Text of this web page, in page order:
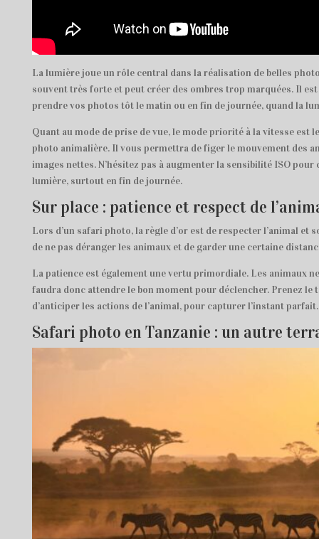
La lumière joue un rôle central dans la réalisation de belles
souvent très forte et peut créer des ombres trop marquées. Il
prendre vos photos tôt le matin ou en fin de journée, quand la
Quant au mode de prise de vue, le mode priorité à la vitesse est
photo animalière. Il vous permettra de figer le mouvement des
images nettes. N’hésitez pas à augmenter la sensibilité ISO pour
lumière, surtout en fin de journée.
Sur place : patience et respect de
Lors d’un safari photo, la règle d’or est de respecter l’animal et
de ne pas déranger les animaux et de garder une certaine
La patience est également une vertu primordiale. Les animaux
faudra donc attendre le bon moment pour déclencher. Prenez le
d’anticiper les actions de l’animal, pour capturer l’instant parfait.
Safari photo en Tanzanie : un autre